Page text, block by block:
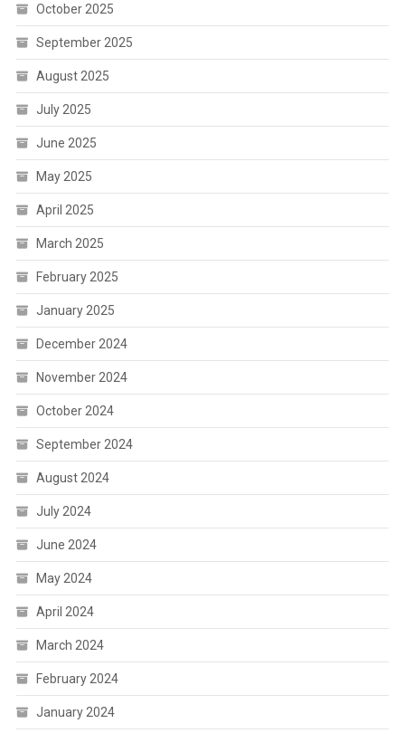
October 2025
September 2025
August 2025
July 2025
June 2025
May 2025
April 2025
March 2025
February 2025
January 2025
December 2024
November 2024
October 2024
September 2024
August 2024
July 2024
June 2024
May 2024
April 2024
March 2024
February 2024
January 2024